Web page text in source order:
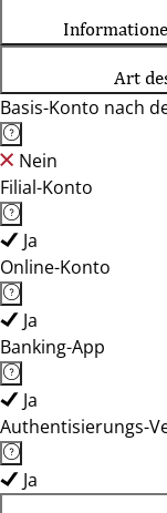
Art
Basis-Konto nach
Nein
Filial-Konto
Ja
Online-Konto
Ja
Banking-App
Ja
Authentisierungs-
Ja